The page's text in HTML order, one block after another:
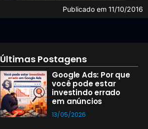
Publicado em 11/10/2016
Últimas Postagens
Google Ads: Por que
você pode estar
investindo errado
em anúncios
13/05/2026